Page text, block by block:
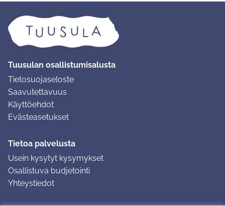
Tuusulan osallistumisalusta
Tietosuojaseloste
Saavutettavuus
Käyttöehdot
Evästeasetukset
Tietoa palvelusta
Usein kysytyt kysymykset
Osallistuva budjetointi
Yhteystiedot